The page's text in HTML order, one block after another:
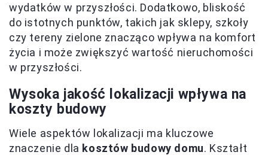
wydatków w przyszłości. Dodatkowo, bliskość
do istotnych punktów, takich jak sklepy, szkoły
czy tereny zielone znacząco wpływa na komfort
życia i może zwiększyć wartość nieruchomości
w przyszłości.
Wysoka jakość lokalizacji wpływa na
koszty budowy
Wiele aspektów lokalizacji ma kluczowe
znaczenie dla kosztów budowy domu. Kształt